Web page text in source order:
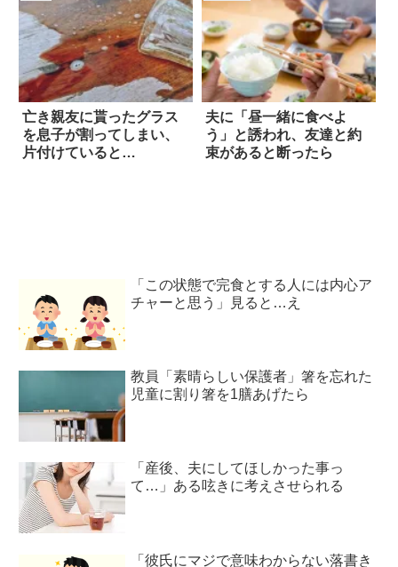
亡き親友に貰ったグラス
を息子が割ってしまい、
片付けていると…
夫に「昼一緒に食べよ
う」と誘われ、友達と約
束があると断ったら
「この状態で完食とする人には内心ア
チャーと思う」見ると…え
教員「素晴らしい保護者」箸を忘れた
児童に割り箸を1膳あげたら
「産後、夫にしてほしかった事っ
て…」ある呟きに考えさせられる
「彼氏にマジで意味わからない落書き